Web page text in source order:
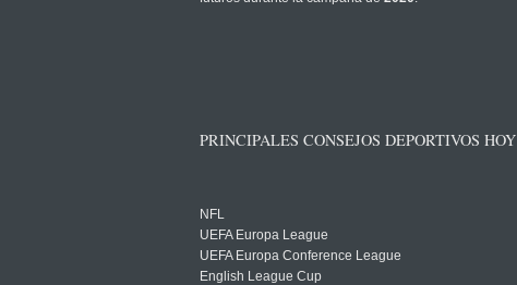
PRINCIPALES CONSEJOS DEPORTIVOS HOY
NFL
UEFA Europa League
UEFA Europa Conference League
English League Cup